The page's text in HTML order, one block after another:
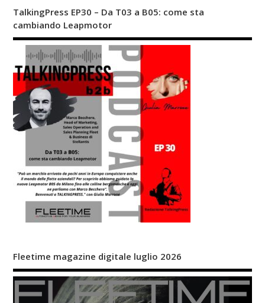
TalkingPress EP30 – Da T03 a B05: come sta
cambiando Leapmotor
Fleetime magazine digitale luglio 2026